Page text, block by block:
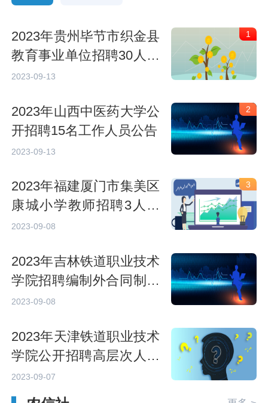
2023年贵州毕节市织金县
教育事业单位招聘30人简
章
2023-09-13
1
2023年山西中医药大学公
开招聘15名工作人员公告
2023-09-13
2
2023年福建厦门市集美区
康城小学教师招聘3人公
告
2023-09-08
3
2023年吉林铁道职业技术
学院招聘编制外合同制工
作人员公告（4号）
2023-09-08
2023年天津铁道职业技术
学院公开招聘高层次人才
4人公告
2023-09-07